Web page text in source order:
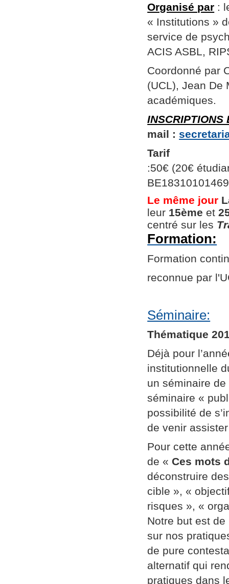
Organisé par :
« Institutions »
service de
ACIS ASBL,
Coordonné par
(UCL), Jean De
académiques.
INSCRIPTIONS
mail :
Tarif
:50€ (20€
Le même jour
leur 15ème et
centré sur les
Formation:
Formation
reconnue par
Séminaire:
Thématique
Déjà pour
institutionnelle
un séminaire
séminaire «
possibilité de
de venir
Pour cette
de « Ces mots
déconstruire
cible », «
risques », «
Notre but est de
sur nos
de pure
alternatif qui
pratiques dans